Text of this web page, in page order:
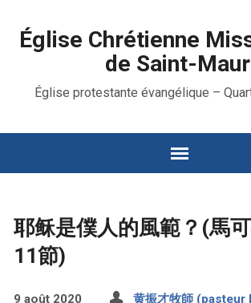
Église Chrétienne
de Saint-Maur
Église protestante évangélique –
耶稣是僕人的風範？(馬
11節)
9 août 2020 黄振才牧師 (pasteur